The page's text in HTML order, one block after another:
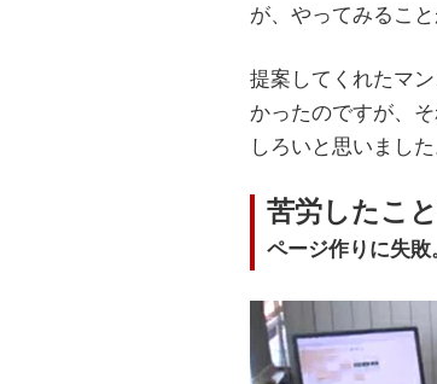
が、やってみるこ
提案してくれたマ
かったのですが、
しろいと思いました
苦労したこ
ページ作りに失